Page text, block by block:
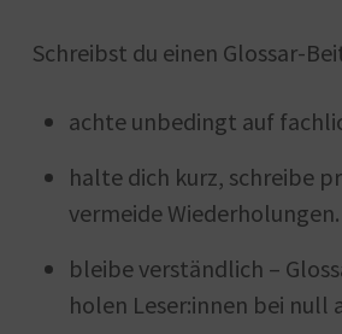
Schreibst du einen Glossar-
achte unbedingt auf
halte dich kurz, schreibe
vermeide Wiederholungen.
bleibe verständlich –
holen Leser:innen bei null